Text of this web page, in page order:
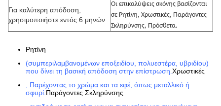
Για καλύτερη απόδοση,
χρησιμοποιήστε εντός 6 μηνών
Οι επικαλύψεις σκόνης βασίζονται
σε Ρητίνη, Χρωστικές, Παράγοντες
Σκληρύνσης, Πρόσθετα.
Ρητίνη
(συμπεριλαμβανομένων εποξειδίου, πολυεστέρα, υβριδίου)
που δίνει τη βασική απόδοση στην επίστρωση.Χρωστικές
, Παρέχοντας το χρώμα και τα εφέ, όπως μεταλλικό ή
σφυρί.Παράγοντες Σκληρύνσης